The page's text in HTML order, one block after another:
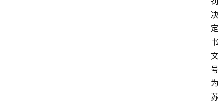
决
定
书
文
号
为
苏